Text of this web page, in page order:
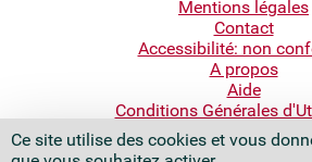
Ce site utilise des cookies et vous
Mentions légales
Contact
Accessibilité: non
A propos
Aide
Conditions Générales
Bibliothèque nationale